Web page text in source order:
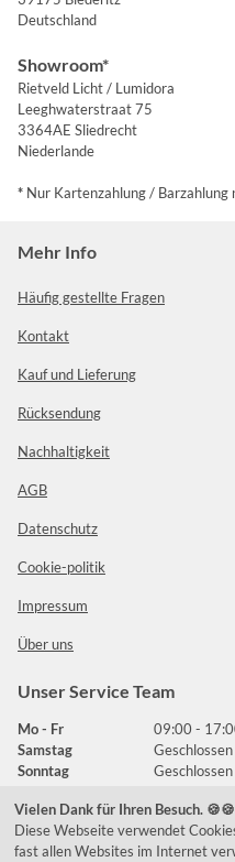
Deutschland
Showroom*
Rietveld Licht / Lumidora
Leeghwaterstraat 75
3364AE Sliedrecht
Niederlande
* Nur Kartenzahlung / Barzahlung
Mehr Info
Häufig gestellte Fragen
Kontakt
Kauf und Lieferung
Rücksendung
Nachhaltigkeit
AGB
Datenschutz
Cookie-politik
Impressum
Über uns
Unser Service Team
Mo - Fr
09:00 -
Samstag
Geschlossen
Sonntag
Geschlossen
Häufig gestellte Fragen
Vielen Dank für Ihren Besuch.
Diese Webseite verwendet
fast allen Websites im Internet